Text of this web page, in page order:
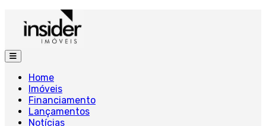
Home
Imóveis
Financiamento
Lançamentos
Notícias